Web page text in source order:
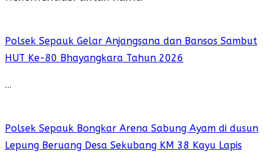
Polsek Sepauk Gelar Anjangsana dan Bansos Sambut
HUT Ke-80 Bhayangkara Tahun 2026
…
Polsek Sepauk Bongkar Arena Sabung Ayam di dusun
Lepung Beruang Desa Sekubang KM 38 Kayu Lapis